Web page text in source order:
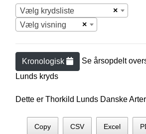
×
Vælg krydsliste
×
Vælg visning
Kronologisk Se årsopdelt
Lunds kryds
Dette er Thorkild Lunds Danske Arter
Copy CSV Excel